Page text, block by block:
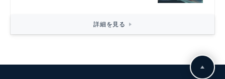
詳細を見る